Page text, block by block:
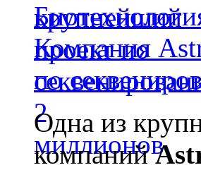
Компания
по
Одна из
компаний